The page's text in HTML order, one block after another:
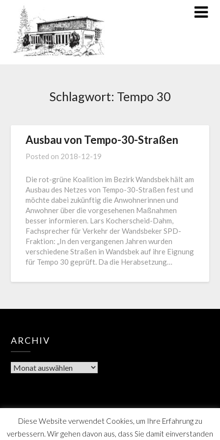
Schlagwort: Tempo 30
Ausbau von Tempo-30-Straßen
Posted on 2018-12-19
Die rot-grüne Koalition im Bezirk Wandsbek hält am
Ausbau des Netzes von Tempo-30-Straßen fest und
möchte dabei zukünftig die Anwohnerinnen und
Anwohner über die vorgesehenen Maßnahmen
besser informieren. Lars Kocherscheid-Dahm,
Fachsprecher für Verkehr der Wandsbeker SPD-
Fraktion: „In den vergangenen Jahren wurden
verschiedene Straßen in Wandsbek auf ihre Eignung
für Tempo 30 geprüft. Da die Herabsetzung…
ARCHIV
Diese Website verwendet Cookies, um Ihre Erfahrung zu
verbessern. Wir gehen davon aus, dass Sie damit einverstanden